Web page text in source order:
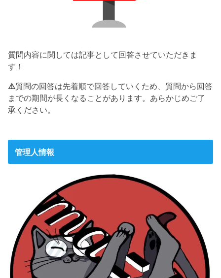
質問内容に関しては記事として回答させていただきま
す！
⚠️質問の回答は先着順で回答していくため、質問から回答
までの期間が長くなることがあります。あらかじめご了
承ください。
管理人情報